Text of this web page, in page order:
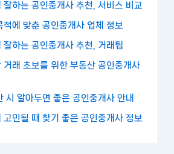
잘하는 공인중개사 추천, 서비스 비교
적에 맞춘 공인중개사 업체 정보
잘하는 공인중개사 추천, 거래팁
거래 초보를 위한 부동산 공인중개사
시 알아두면 좋은 공인중개사 안내
고민될 때 찾기 좋은 공인중개사 정보